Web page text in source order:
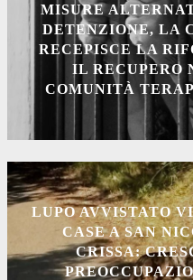
MISURE
DETENZIONE, LA
RECEPISCE LA
IL RECUPERO
COMUNITÀ
LUPO AVVISTATO
CASE A SAN
CRISSA: